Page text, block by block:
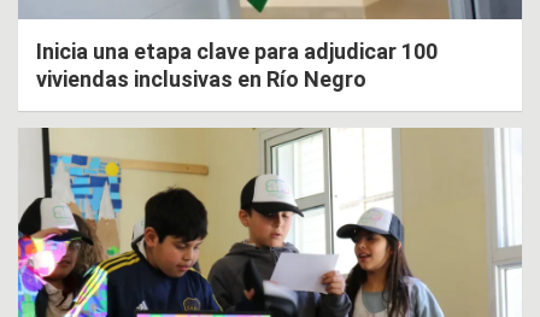
Inicia una etapa clave para adjudicar 100
viviendas inclusivas en Río Negro